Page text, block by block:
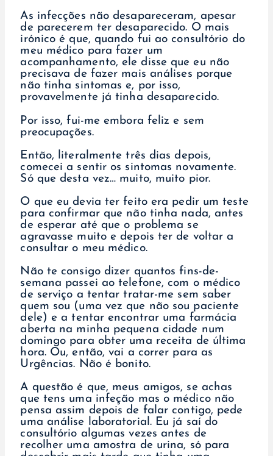
As infecções não desapareceram, apesar
de parecerem ter desaparecido. O mais
irónico é que, quando fui ao consultório do
meu médico para fazer um
acompanhamento, ele disse que eu não
precisava de fazer mais análises porque
não tinha sintomas e, por isso,
provavelmente já tinha desaparecido.
Por isso, fui-me embora feliz e sem
preocupações.
Então, literalmente três dias depois,
comecei a sentir os sintomas novamente.
Só que desta vez… muito, muito pior.
O que eu devia ter feito era pedir um teste
para confirmar que não tinha nada, antes
de esperar até que o problema se
agravasse muito e depois ter de voltar a
consultar o meu médico.
Não te consigo dizer quantos fins-de-
semana passei ao telefone, com o médico
de serviço a tentar tratar-me sem saber
quem sou (uma vez que não sou paciente
dele) e a tentar encontrar uma farmácia
aberta na minha pequena cidade num
domingo para obter uma receita de última
hora. Ou, então, vai a correr para as
Urgências. Não é bonito.
A questão é que, meus amigos, se achas
que tens uma infeção mas o médico não
pensa assim depois de falar contigo, pede
uma análise laboratorial. Eu já saí do
consultório algumas vezes antes de
recolher uma amostra de urina, só para